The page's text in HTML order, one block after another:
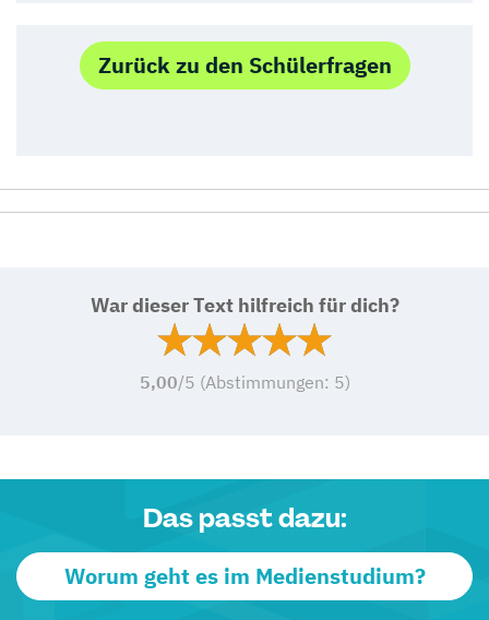
Zurück zu den Schülerfragen
War dieser Text hilfreich für dich?
5,00/5 (Abstimmungen: 5)
Das passt dazu:
Worum geht es im Medienstudium?